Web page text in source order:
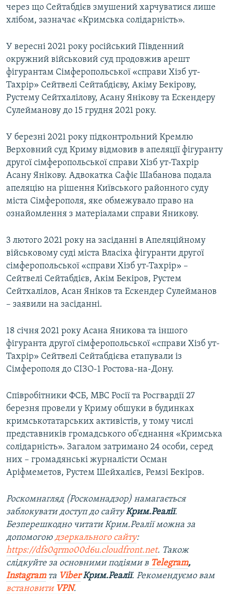
через що Сейтабдієв змушений харчуватися лише
хлібом, зазначає «Кримська солідарність».
У вересні 2021 року російський Південний
окружний військовий суд продовжив арешт
фігурантам Сімферопольської «справи Хізб ут-
Тахрір» Сейтвелі Сейтабдієву, Акіму Бекірову,
Рустему Сейтхалілову, Асану Янікову та Ескендеру
Сулейманову до 15 грудня 2021 року.
У березні 2021 року підконтрольний Кремлю
Верховний суд Криму відмовив в апеляції фігуранту
другої сімферопольської справи Хізб ут-Тахрір
Асану Янікову. Адвокатка Сафіє Шабанова подала
апеляцію на рішення Київського районного суду
міста Сімферополя, яке обмежувало право на
ознайомлення з матеріалами справи Яникову.
3 лютого 2021 року на засіданні в Апеляційному
військовому суді міста Власіха фігуранти другої
сімферопольської «справи Хізб ут-Тахрір» –
Сейтвелі Сейтабдієв, Акім Бекіров, Рустем
Сейтхалілов, Асан Яніков та Ескендер Сулейманов
– заявили на засіданні.
18 січня 2021 року Асана Яникова та іншого
фігуранта другої сімферопольської «справи Хізб ут-
Тахрір» Сейтвелі Сейтабдієва етапували із
Сімферополя до СІЗО-1 Ростова-на-Дону.
Співробітники ФСБ, МВС Росії та Росгвардії 27
березня провели у Криму обшуки в будинках
кримськотатарських активістів, у тому числі
представників громадського об'єднання «Кримська
солідарність». Загалом затримано 24 особи, серед
них – громадянські журналісти Осман
Аріфмеметов, Рустем Шейхалієв, Ремзі Бекіров.
Роскомнагляд (Роскомнадзор) намагається
заблокувати доступ до сайтуКрим.Реалії.
Безперешкодно читати Крим.Реалії можна за
допомогою дзеркального сайту:
https://dfs0qrmo00d6u.cloudfront.net. Також
слідкуйте за основними подіями в Telegram,
Instagramта ViberКрим.Реалії. Рекомендуємо вам
встановити VPN.